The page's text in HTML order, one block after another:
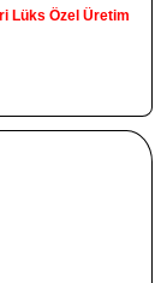
Lüks Özel Üretim